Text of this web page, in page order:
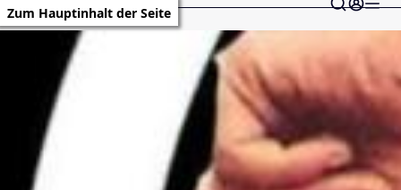
Zum Hauptinhalt der Seite